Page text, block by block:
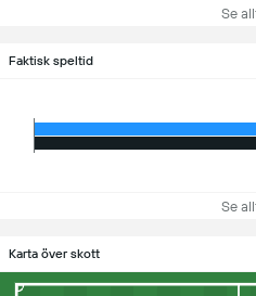
Se
Faktisk speltid
Se
Karta över skott